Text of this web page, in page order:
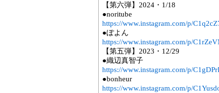
【第六弾】2024・1/18
●noritube
https://www.instagram.com/p/
●ぽよん
https://www.instagram.com/p/
【第五弾】2023・12/29
●織辺真智子
https://www.instagram.com/p/
●bonheur
https://www.instagram.com/p/